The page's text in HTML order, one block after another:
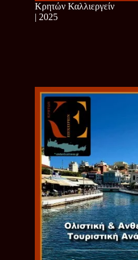
Κρητών Καλλιεργείν
| 2025